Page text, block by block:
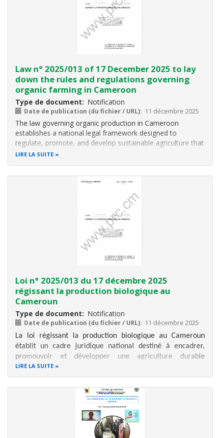
Law n° 2025/013 of 17 December 2025 to lay
down the rules and regulations governing
organic farming in Cameroon
Type de document Notification
Date de publication (du fichier / URL) 11 décembre 2025
The law governing organic production in Cameroon
establishes a national legal framework designed to
regulate, promote, and develop sustainable agriculture that
respects the environment, human health, and biodiversity.
LIRE LA SUITE
Loi n° 2025/013 du 17 décembre 2025
régissant la production biologique au
Cameroun
Type de document Notification
Date de publication (du fichier / URL) 11 décembre 2025
La loi régissant la production biologique au Cameroun
établit un cadre juridique national destiné à encadrer,
promouvoir et développer une agriculture durable
respectueuse de l’environnement, de la santé humaine et
de la biodiversité. Elle définit les principes, les règles et le
champ d’application
LIRE LA SUITE